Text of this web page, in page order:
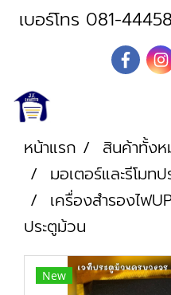
เบอร์โทร 081-
หน้าแรก สินค้าทั้ง
มอเตอร์และรีโมท
เครื่องสำรองไฟ
ประตูม้วน
New